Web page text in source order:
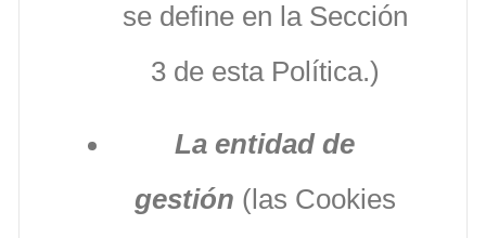
se define en la Sección
3 de esta Política.)
La entidad de
gestión (las Cookies